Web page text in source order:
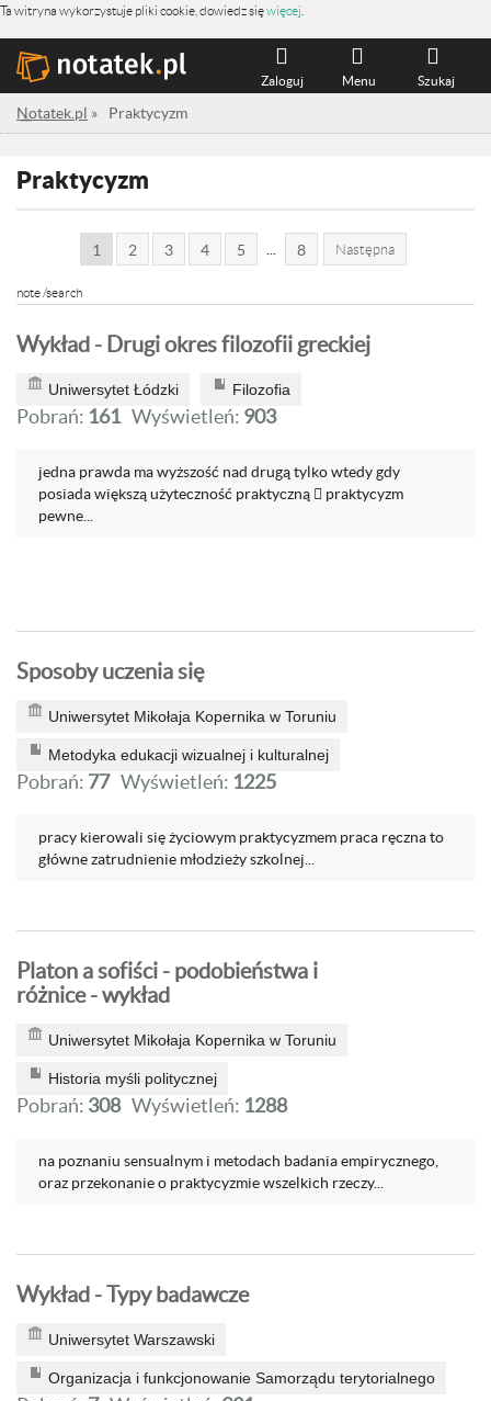
Ta witryna wykorzystuje pliki cookie, dowiedz sięwięcej
Szukaj
Menu
Zaloguj
Notatek.pl » Praktycyzm
Praktycyzm
1 2 3 4 5 8 Następna
note /search
Wykład - Drugi okres filozofii greckiej
Uniwersytet Łódzki Filozofia
Pobrań: 161 Wyświetleń: 903
jedna prawda ma wyższość nad drugą tylko wtedy gdy
posiada większą użyteczność praktyczną  praktycyzm
pewne...
Sposoby uczenia się
Uniwersytet Mikołaja Kopernika w Toruniu
Metodyka edukacji wizualnej i kulturalnej
Pobrań: 77 Wyświetleń: 1225
pracy kierowali się życiowym praktycyzmem praca ręczna to
główne zatrudnienie młodzieży szkolnej...
Platon a sofiści - podobieństwa i
różnice - wykład
Uniwersytet Mikołaja Kopernika w Toruniu
Historia myśli politycznej
Pobrań: 308 Wyświetleń: 1288
na poznaniu sensualnym i metodach badania empirycznego,
oraz przekonanie o praktycyzmie wszelkich rzeczy...
Wykład - Typy badawcze
Uniwersytet Warszawski
Organizacja i funkcjonowanie Samorządu terytorialnego